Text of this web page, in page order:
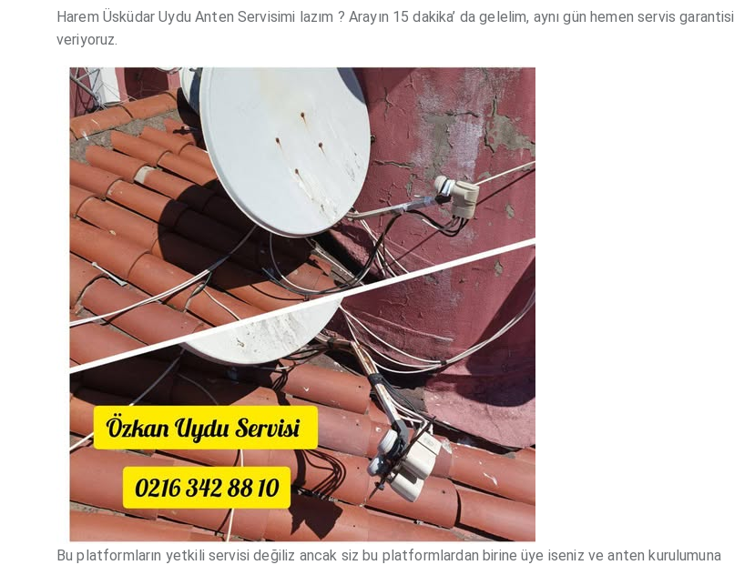
Harem Üsküdar Uydu Anten Servisimi lazım ? Arayın 15 dakika’ da gelelim, aynı gün hemen servis garantisi
veriyoruz.
Bu platformların yetkili servisi değiliz ancak siz bu platformlardan birine üye iseniz ve anten kurulumuna